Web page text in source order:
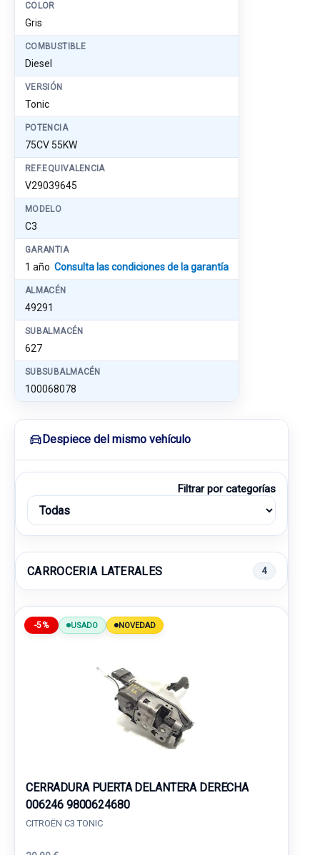
COLOR
Gris
COMBUSTIBLE
Diesel
VERSIÓN
Tonic
POTENCIA
75CV 55KW
REF.EQUIVALENCIA
V29039645
MODELO
C3
GARANTIA
1 año Consulta las condiciones de la garantía
ALMACÉN
49291
SUBALMACÉN
627
SUBSUBALMACÉN
100068078
Despiece del mismo vehículo
Filtrar por categorías
CARROCERIA LATERALES 4
-5% USADO NOVEDAD
CERRADURA PUERTA DELANTERA DERECHA
006246 9800624680
CITROËN C3 TONIC